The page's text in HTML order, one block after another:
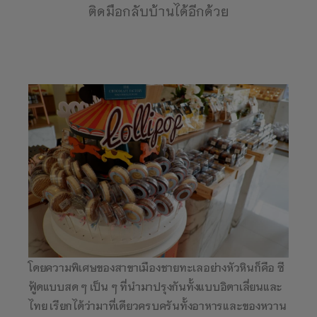
ติดมือกลับบ้านได้อีกด้วย
โดยความพิเศษของสาขาเมืองชายทะเลอย่างหัวหินก็คือ ซี
ฟู้ดแบบสด ๆ เป็น ๆ ที่นำมาปรุงกันทั้งแบบอิตาเลี่ยนและ
ไทย เรียกได้ว่ามาที่เดียวครบครันทั้งอาหารและของหวาน